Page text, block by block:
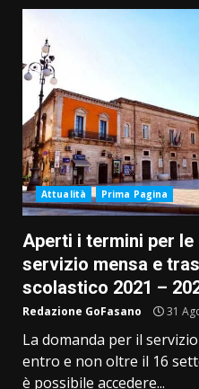
Attualità Prima Pagina
Aperti i termini per
servizio mensa e
scolastico 2021 –
Redazione GoFasano 31
La domanda per il
entro e non oltre il 16
è possibile accedere...